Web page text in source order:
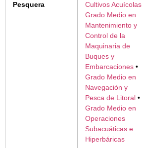
Pesquera
Cultivos Acuícolas
Grado Medio en
Mantenimiento y
Control de la
Maquinaria de
Buques y
Embarcaciones •
Grado Medio en
Navegación y
Pesca de Litoral •
Grado Medio en
Operaciones
Subacuáticas e
Hiperbáricas